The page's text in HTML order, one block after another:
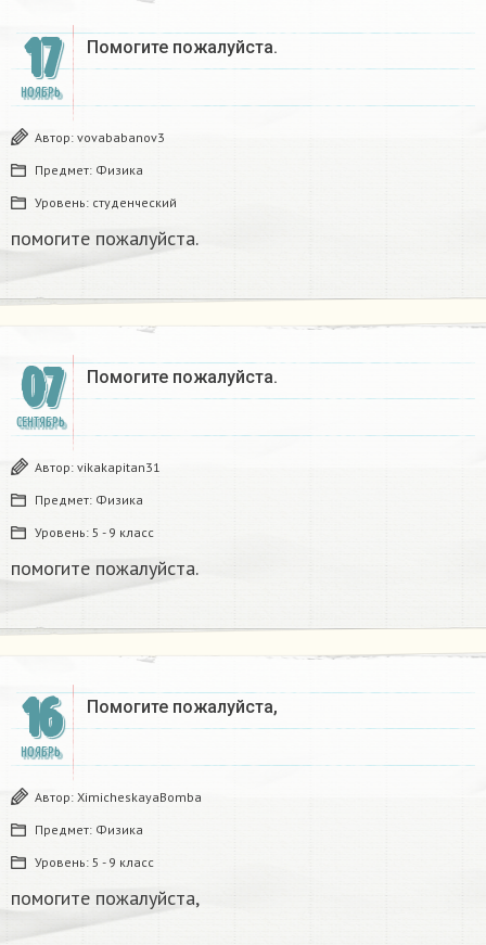
17
НОЯБРЬ
Помогите пожалуйста.​
Автор: vovababanov3
Предмет: Физика
Уровень: студенческий
помогите пожалуйста.​
07
СЕНТЯБРЬ
Помогите пожалуйста.​
Автор: vikakapitan31
Предмет: Физика
Уровень: 5 - 9 класс
помогите пожалуйста.​
16
НОЯБРЬ
Помогите пожалуйста,​
Автор: XimicheskayaBomba
Предмет: Физика
Уровень: 5 - 9 класс
помогите пожалуйста,​